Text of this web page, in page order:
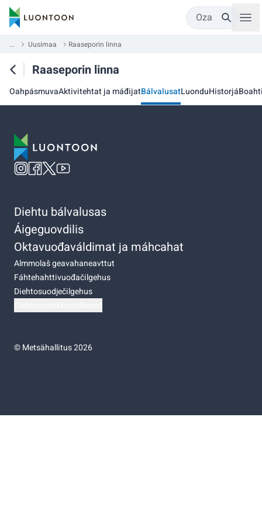
Oza
... Uusimaa Raaseporin linna
Raaseporin linna
OahpásmuvaAktivitehtat ja máđijatBálvalusatLuonduHistorjá
Diehtu bálvalusas
Áigeguovdilis
Oktavuođaváldimat ja máhcahat
Almmolaš geavahaneavttut
Fáhtehahttivuođačilgehus
Diehtosuodječilgehus
©Metsähallitus 2026